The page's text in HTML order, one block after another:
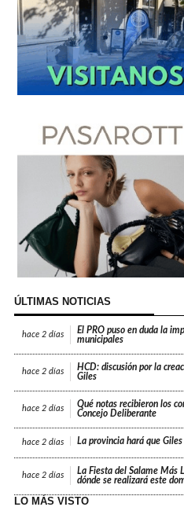
ÚLTIMAS NOTICIAS
hace 2 días
El PRO puso en duda la
municipales
hace 2 días
HCD: discusión por la
Giles
hace 2 días
Qué notas recibieron los
Concejo Deliberante
hace 2 días La provincia hará que
hace 2 días
La Fiesta del Salame Más
dónde se realizará este
LO MÁS VISTO